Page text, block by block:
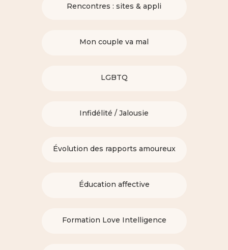
Rencontres : sites & appli
Mon couple va mal
LGBTQ
Infidélité / Jalousie
Évolution des rapports amoureux
Éducation affective
Formation Love Intelligence